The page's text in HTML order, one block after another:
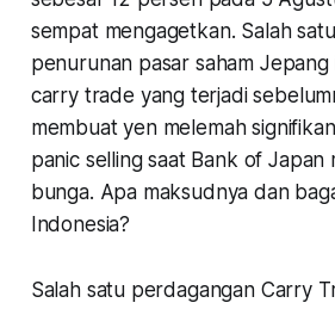
sempat mengagetkan. Salah
penurunan pasar saham Jepang
carry trade yang terjadi
membuat yen melemah
panic sellingsaat Bank of Japan
bunga. Apa maksudnya dan
Indonesia?
Salah satu perdagangan Carry